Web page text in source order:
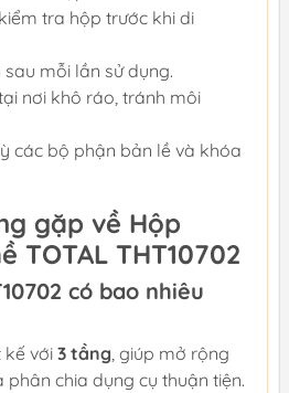
tra hộp trước khi di
mỗi lần sử dụng.
nơi khô ráo, tránh môi
các bộ phận bản lề và khóa
gặp về Hộp
TOTAL THT10702
có bao nhiêu
kế với 3 tầng, giúp mở rộng
chia dụng cụ thuận tiện.